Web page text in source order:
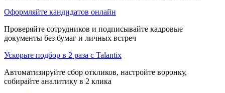
Оформляйте кандидатов онлайн
Проверяйте сотрудников и подписывайте кадровые
документы без бумаг и личных встреч
Ускорьте подбор в 2 раза с Talantix
Автоматизируйте сбор откликов, настройте воронку,
собирайте аналитику в 2 клика